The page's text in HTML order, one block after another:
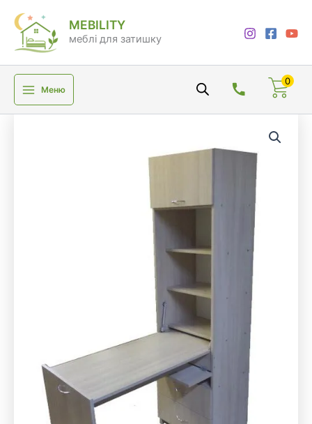
вмісту
MEBILITY
меблі для затишку
Меню
0